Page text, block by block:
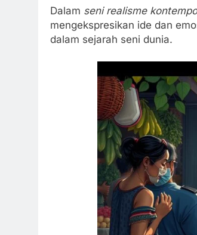
Dalam seni realisme
mengekspresikan ide dan
dalam sejarah seni dunia.